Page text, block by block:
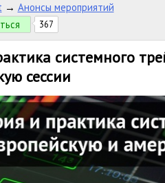
→ Анонсы мероприятий
367
системного
сессии